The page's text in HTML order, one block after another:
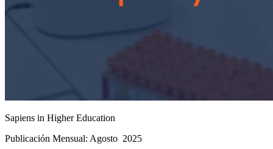
Sapiens in Higher Education
Publicación Mensual: Agosto 2025